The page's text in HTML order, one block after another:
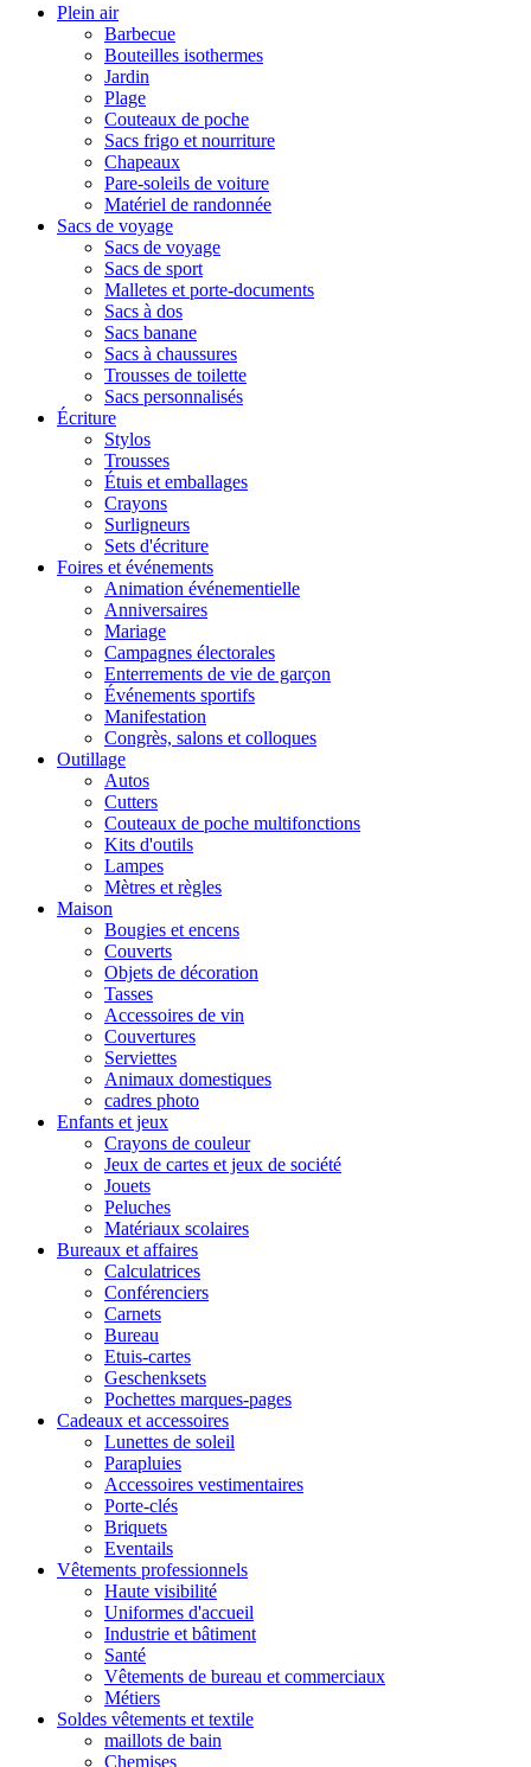
Plein air
Barbecue
Bouteilles isothermes
Jardin
Plage
Couteaux de poche
Sacs frigo et nourriture
Chapeaux
Pare-soleils de voiture
Matériel de randonnée
Sacs de voyage
Sacs de voyage
Sacs de sport
Malletes et porte-documents
Sacs à dos
Sacs banane
Sacs à chaussures
Trousses de toilette
Sacs personnalisés
Écriture
Stylos
Trousses
Étuis et emballages
Crayons
Surligneurs
Sets d'écriture
Foires et événements
Animation événementielle
Anniversaires
Mariage
Campagnes électorales
Enterrements de vie de garçon
Événements sportifs
Manifestation
Congrès, salons et colloques
Outillage
Autos
Cutters
Couteaux de poche multifonctions
Kits d'outils
Lampes
Mètres et règles
Maison
Bougies et encens
Couverts
Objets de décoration
Tasses
Accessoires de vin
Couvertures
Serviettes
Animaux domestiques
cadres photo
Enfants et jeux
Crayons de couleur
Jeux de cartes et jeux de société
Jouets
Peluches
Matériaux scolaires
Bureaux et affaires
Calculatrices
Conférenciers
Carnets
Bureau
Etuis-cartes
Geschenksets
Pochettes marques-pages
Cadeaux et accessoires
Lunettes de soleil
Parapluies
Accessoires vestimentaires
Porte-clés
Briquets
Eventails
Vêtements professionnels
Haute visibilité
Uniformes d'accueil
Industrie et bâtiment
Santé
Vêtements de bureau et commerciaux
Métiers
Soldes vêtements et textile
maillots de bain
Chemises